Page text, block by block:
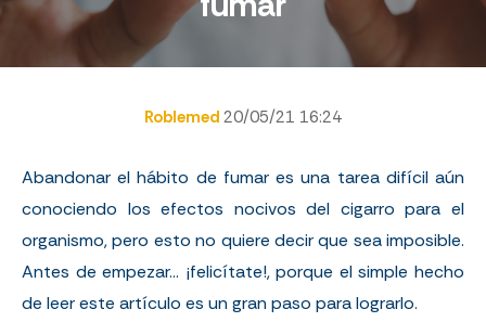
Roblemed 20/05/21 16:24
Abandonar el hábito de fumar es una tarea difícil aún
conociendo los efectos nocivos del cigarro para el
organismo, pero esto no quiere decir que sea imposible.
Antes de empezar... ¡felicítate!, porque el simple hecho
de leer este artículo es un gran paso para lograrlo.